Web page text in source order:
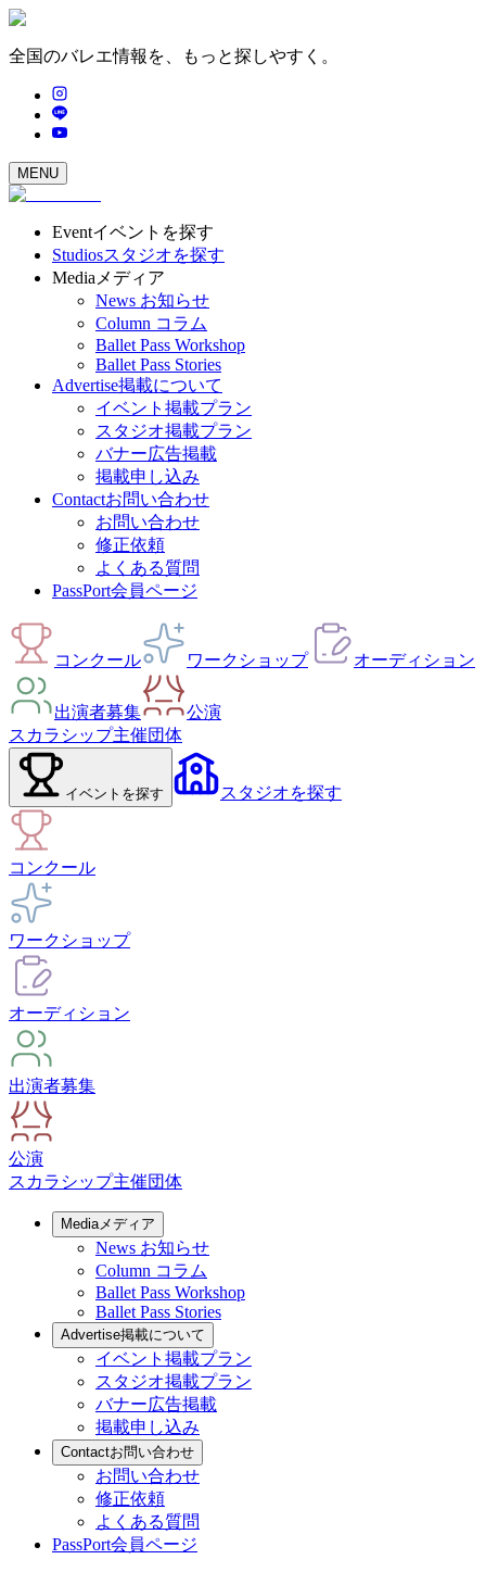
全国のバレエ情報を、もっと探しやすく。
MENU
Eventイベントを探す
Studiosスタジオを探す
Media メディア
News お知らせ
Column コラム
Ballet Pass Workshop
Ballet Pass Stories
Advertise掲載について
イベント掲載プラン
スタジオ掲載プラン
バナー広告掲載
掲載申し込み
Contactお問い合わせ
お問い合わせ
修正依頼
よくある質問
PassPort会員ページ
コンクール ワークショップ オーディション
出演者募集
公演
スカラシップ主催団体
イベント を探す スタジオを探す
コンクール
ワークショップ
オーディション
出演者募集
公演
スカラシップ主催団体
Mediaメディア
News お知らせ
Column コラム
Ballet Pass Workshop
Ballet Pass Stories
Advertise掲載について
イベント掲載プラン
スタジオ掲載プラン
バナー広告掲載
掲載申し込み
Contactお問い合わせ
お問い合わせ
修正依頼
よくある質問
PassPort会員ページ